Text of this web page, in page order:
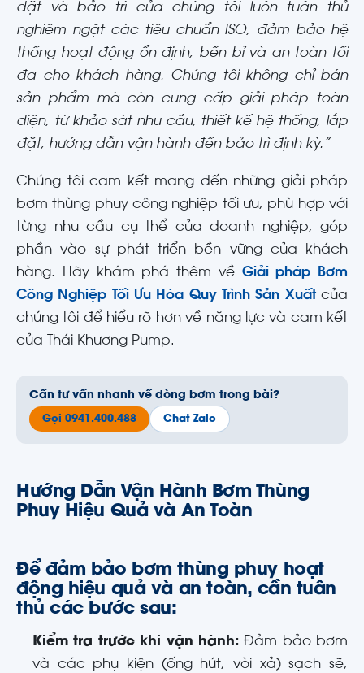
đặt và bảo trì của chúng tôi luôn tuân thủ
nghiêm ngặt các tiêu chuẩn ISO, đảm bảo hệ
thống hoạt động ổn định, bền bỉ và an toàn tối
đa cho khách hàng. Chúng tôi không chỉ bán
sản phẩm mà còn cung cấp giải pháp toàn
diện, từ khảo sát nhu cầu, thiết kế hệ thống, lắp
đặt, hướng dẫn vận hành đến bảo trì định kỳ.”
Chúng tôi cam kết mang đến những giải pháp
bơm thùng phuy công nghiệp tối ưu, phù hợp với
từng nhu cầu cụ thể của doanh nghiệp, góp
phần vào sự phát triển bền vững của khách
hàng. Hãy khám phá thêm về Giải pháp Bơm
Công Nghiệp Tối Ưu Hóa Quy Trình Sản Xuấtcủa
chúng tôi để hiểu rõ hơn về năng lực và cam kết
của Thái Khương Pump.
Cần tư vấn nhanh về dòng bơm trong bài?
Gọi 0941.400.488 Chat Zalo
Hướng Dẫn Vận Hành Bơm Thùng
Phuy Hiệu Quả và An Toàn
Để đảm bảo bơm thùng phuy hoạt
động hiệu quả và an toàn, cần tuân
thủ các bước sau:
Kiểm tra trước khi vận hành:Đảm bảo bơm
và các phụ kiện (ống hút, vòi xả) sạch sẽ,